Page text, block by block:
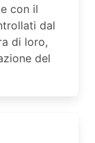
con il
dal
di loro,
del